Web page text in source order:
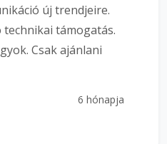
új trendjeire.
támogatás.
Csak ajánlani
6 hónapja